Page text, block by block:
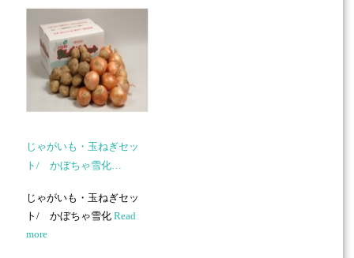
じゃがいも・玉ねぎセッ
ト/ かぼちゃ雪化…
じゃがいも・玉ねぎセッ
ト/ かぼちゃ雪化Read
more